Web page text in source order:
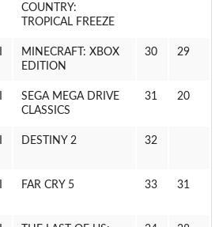
COUNTRY:
TROPICAL FREEZE
29
30
MINECRAFT: XBOX
EDITION
20
31
SEGA MEGA DRIVE
CLASSICS
32
DESTINY 2
31
33
FAR CRY 5